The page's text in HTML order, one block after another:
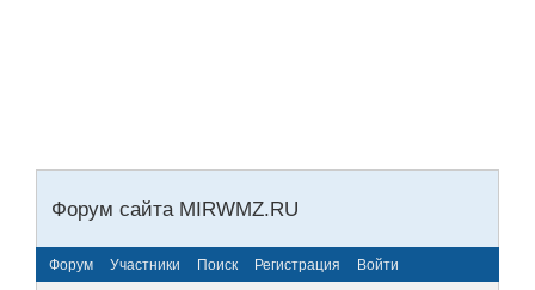
Форум сайта MIRWMZ.RU
Форум Участники Поиск Регистрация Войти